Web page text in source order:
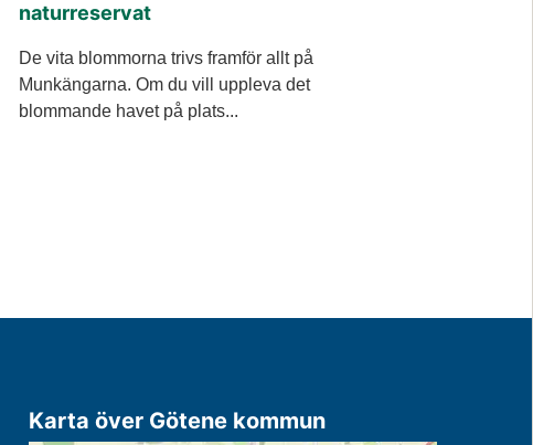
naturreservat
De vita blommorna trivs framför allt på
Munkängarna. Om du vill uppleva det
blommande havet på plats...
Karta över Götene kommun